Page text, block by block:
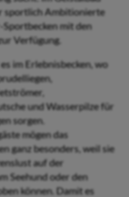
sportlich Ambitionierte
mit den
Verfügung.
im Erlebnisbecken, wo
und Wasserpilze für
sorgen.
mögen das
ganz besonders, weil sie
auf der
Seehund oder den
können. Damit es